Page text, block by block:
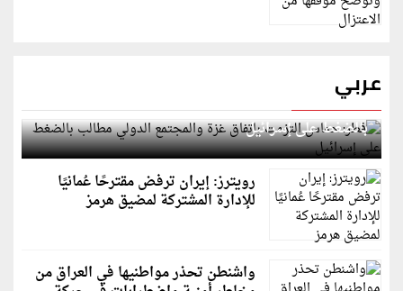
عربي
قطر: حماس التزمت باتفاق غزة والمجتمع الدولي مطالب
بالضغط على إسرائيل
رويترز: إيران ترفض مقترحًا عُمانيًا
للإدارة المشتركة لمضيق هرمز
واشنطن تحذر مواطنيها في العراق من